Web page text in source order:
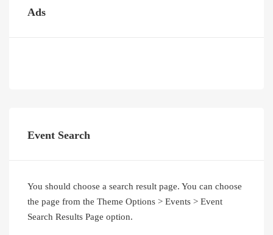
Ads
Event Search
You should choose a search result page. You can choose
the page from the Theme Options > Events > Event
Search Results Page option.